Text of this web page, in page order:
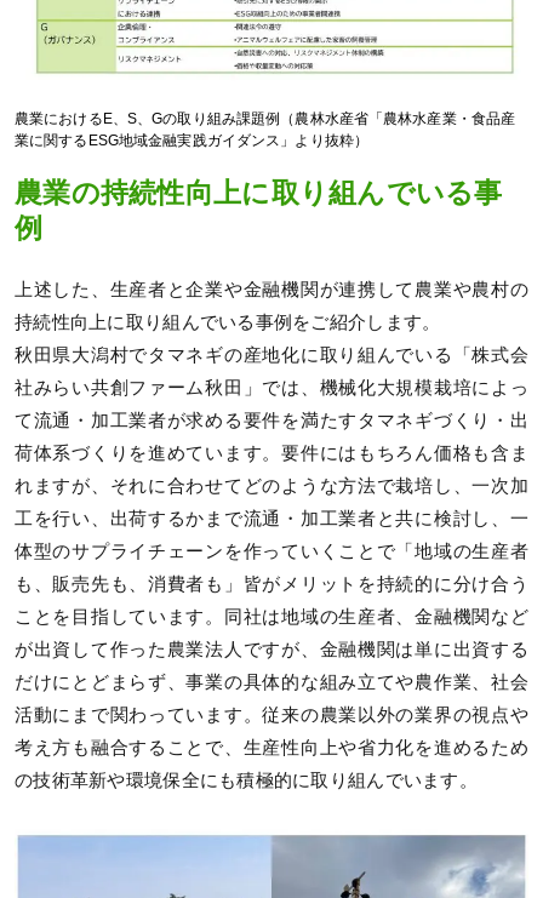
農業におけるE、S、Gの取り組み課題例（農林水産省「農林水産業・食品産
業に関するESG地域金融実践ガイダンス」より抜粋）
農業の持続性向上に取り組んでいる事
例
上述した、生産者と企業や金融機関が連携して農業や農村の
持続性向上に取り組んでいる事例をご紹介します。
秋田県大潟村でタマネギの産地化に取り組んでいる「株式会
社みらい共創ファーム秋田」では、機械化大規模栽培によっ
て流通・加工業者が求める要件を満たすタマネギづくり・出
荷体系づくりを進めています。要件にはもちろん価格も含ま
れますが、それに合わせてどのような方法で栽培し、一次加
工を行い、出荷するかまで流通・加工業者と共に検討し、一
体型のサプライチェーンを作っていくことで「地域の生産者
も、販売先も、消費者も」皆がメリットを持続的に分け合う
ことを目指しています。同社は地域の生産者、金融機関など
が出資して作った農業法人ですが、金融機関は単に出資する
だけにとどまらず、事業の具体的な組み立てや農作業、社会
活動にまで関わっています。従来の農業以外の業界の視点や
考え方も融合することで、生産性向上や省力化を進めるため
の技術革新や環境保全にも積極的に取り組んでいます。